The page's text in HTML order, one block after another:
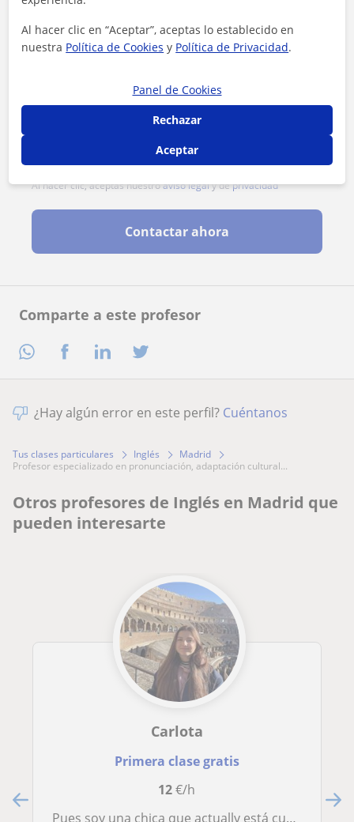
Comparte a este profesor
Al hacer clic, aceptas nuestroaviso legaly deprivacidad
Contactar ahora
¿Hay algún error en este perfil? Cuéntanos
Tus clases particulares Inglés
Madrid
profesor especializado en pronunciación, adaptación cultural...
Otros profesores de Inglés en Madrid que
pueden interesarte
Carlota
Primera clase gratis
12€/h
pues soy una chica que actually está cursando 2° de bachillerato biosanitario, con una media excelente en inglés.
Al hacer clic en “Aceptar”, aceptas lo establecido en
nuestra Política de Cookies y Política de Privacidad.
Panel de Cookies
Rechazar
Aceptar